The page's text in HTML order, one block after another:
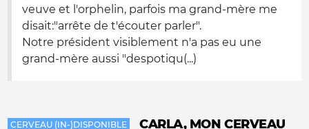
veuve et l'orphelin, parfois ma grand-mère me
disait:"arrête de t'écouter parler".
Notre président visiblement n'a pas eu une
grand-mère aussi "despotiqu(...)
CERVEAU (IN-)DISPONIBLE
CARLA, MON CERVEAU